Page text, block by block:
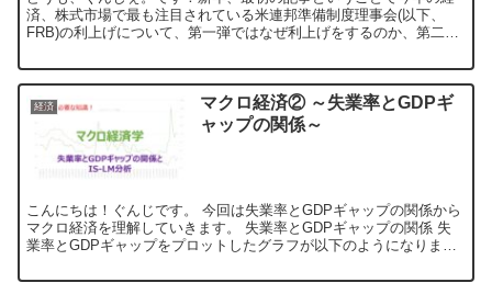
済、株式市場で最も注目されている米連邦準備制度理事会(以下、
FRB)の利上げについて、第一弾ではなぜ利上げをするのか、第二弾
経済
マクロ経済② ～失業率とGDPギ
ャップの関係～
こんにちは！ぐんじです。 今回は失業率とGDPギャップの関係から
マクロ経済を理解していきます。 失業率とGDPギャップの関係 失
業率とGDPギャップをプロットしたグラフが以下のようになりま